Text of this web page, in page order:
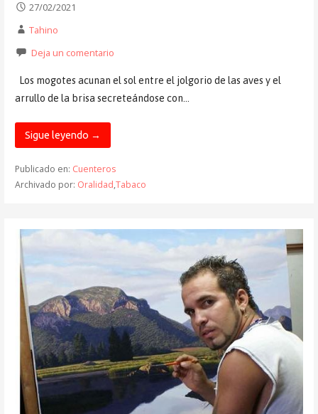
27/02/2021
Tahino
Deja un comentario
Los mogotes acunan el sol entre el jolgorio de las aves y el
arrullo de la brisa secreteándose con…
Sigue leyendo →
Publicado en: Cuenteros
Archivado por: Oralidad,Tabaco